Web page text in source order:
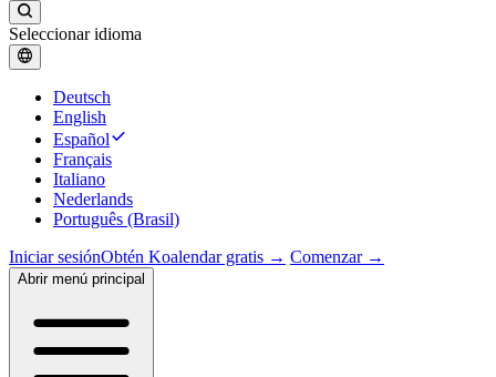
Seleccionar idioma
Deutsch
English
Español
Français
Italiano
Nederlands
Português (Brasil)
Iniciar sesiónObtén Koalendar gratis → Comenzar →
Abrir menú principal